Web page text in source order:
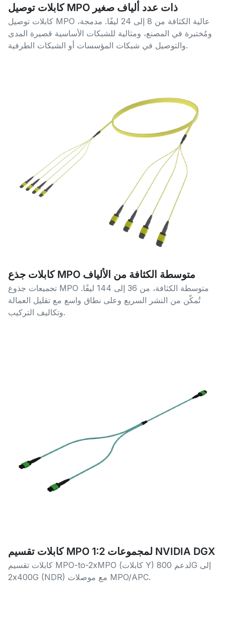
كابلات توصيل MPO ذات عدد ألياف صغير
كابلات توصيل MPO عالية الكثافة من 8 إلى 24 ليفًا. مدمجة،
ومُختبرة في المصنع، ومثالية للشبكات الأساسية قصيرة المدى
والتوصيل في شبكات المؤسسات أو الشبكات الطرفية.
كابلات جذع MPO متوسطة الكثافة من الألياف
تجميعات جذوع MPO متوسطة الكثافة، من 36 إلى 144 ليفًا.
تُمكّن من النشر السريع وعلى نطاق واسع مع تقليل العمالة
وتكاليف التركيب.
كابلات تقسيم MPO 1:2 لمجموعات NVIDIA DGX
كابلات تقسيم MPO-to-2xMPO (كابلات Y) لدعم 800G إلى
2x400G (NDR) مع موصلات MPO/APC.